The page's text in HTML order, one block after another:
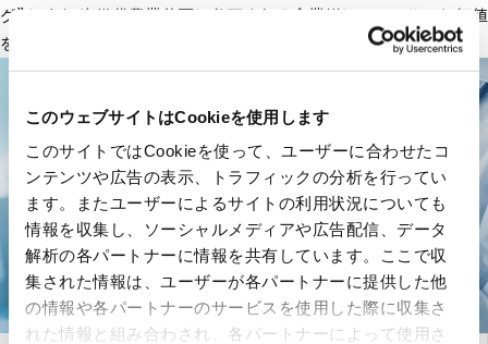
このウェブサイトはCookieを使用します
このサイトではCookieを使って、ユーザーに合わせたコ
ンテンツや広告の表示、トラフィックの分析を行ってい
ます。またユーザーによるサイトの利用状況についても
情報を収集し、ソーシャルメディアや広告配信、データ
解析の各パートナーに情報を共有しています。ここで収
集された情報は、ユーザーが各パートナーに提供した他
の情報や各パートナーのサービスを使用した際に収集さ
れた情報と組み合わされ、各パートナーによって使用さ
グ” により 次世代農業分野に参画される企業様にフィールドと価値
を提供します。